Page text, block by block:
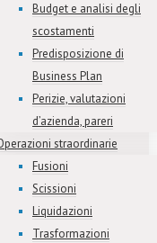
Budget e analisi degli
scostamenti
Predisposizione di
Business Plan
Perizie, valutazioni
d’azienda, pareri
straordinarie
Fusioni
Scissioni
Liquidazioni
Trasformazioni